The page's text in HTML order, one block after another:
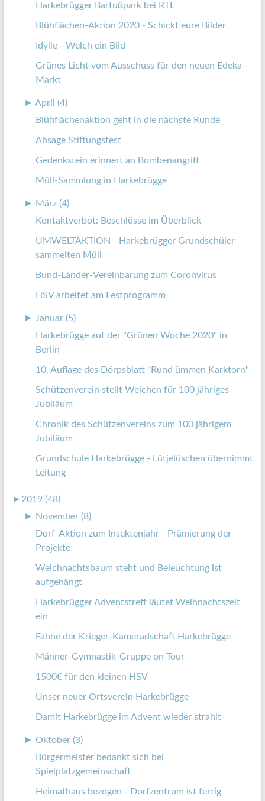
Harkebrügger Barfußpark bei RTL
Blühflächen-Aktion 2020 - Schickt eure Bilder
Idylle - Welch ein Bild
Grünes Licht vom Ausschuss für den neuen Edeka-
Markt
► April (4)
Blühflächenaktion geht in die nächste Runde
Absage Stiftungsfest
Gedenkstein erinnert an Bombenangriff
Müll-Sammlung in Harkebrügge
►
März (4)
Kontaktverbot: Beschlüsse im Überblick
UMWELTAKTION - Harkebrügger Grundschüler
sammelten Müll
Bund-Länder-Vereinbarung zum Coronvirus
HSV arbeitet am Festprogramm
► Januar (5)
Harkebrügge auf der "Grünen Woche 2020" in
Berlin
10. Auflage des Dörpsblatt "Rund ümmen Karktorn"
Schützenverein stellt Weichen für 100 jähriges
Jubiläum
Chronik des Schützenvereins zum 100 jährigem
Jubiläum
Grundschule Harkebrügge - Lütjelüschen übernimmt
Leitung
► 2019 (48)
►
November (8)
Dorf-Aktion zum Insektenjahr - Prämierung der
Projekte
Weichnachtsbaum steht und Beleuchtung ist
aufgehängt
Harkebrügger Adventstreff läutet Weihnachtszeit
ein
Fahne der Krieger-Kameradschaft Harkebrügge
Männer-Gymnastik-Gruppe on Tour
1500€ für den kleinen HSV
Unser neuer Ortsverein Harkebrügge
Damit Harkebrügge im Advent wieder strahlt
► Oktober (3)
Bürgermeister bedankt sich bei
Spielplatzgemeinschaft
Heimathaus bezogen - Dorfzentrum ist fertig